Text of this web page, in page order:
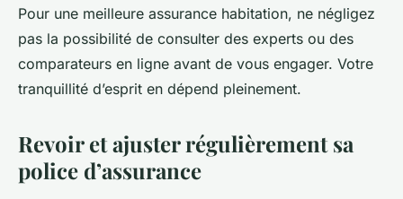
Pour une meilleure assurance habitation, ne négligez
pas la possibilité de consulter des experts ou des
comparateurs en ligne avant de vous engager. Votre
tranquillité d’esprit en dépend pleinement.
Revoir et ajuster régulièrement sa
police d’assurance